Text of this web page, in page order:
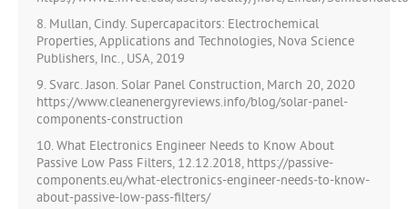
8. Mullan, Cindy. Supercapacitors: Electrochemical
Properties, Applications and Technologies, Nova Science
Publishers, Inc., USA, 2019
9. Svarc. Jason. Solar Panel Construction, March 20, 2020
https://www.cleanenergyreviews.info/blog/solar-panel-
components-construction
10. What Electronics Engineer Needs to Know About
Passive Low Pass Filters, 12.12.2018, https://passive-
components.eu/what-electronics-engineer-needs-to-know-
about-passive-low-pass-filters/